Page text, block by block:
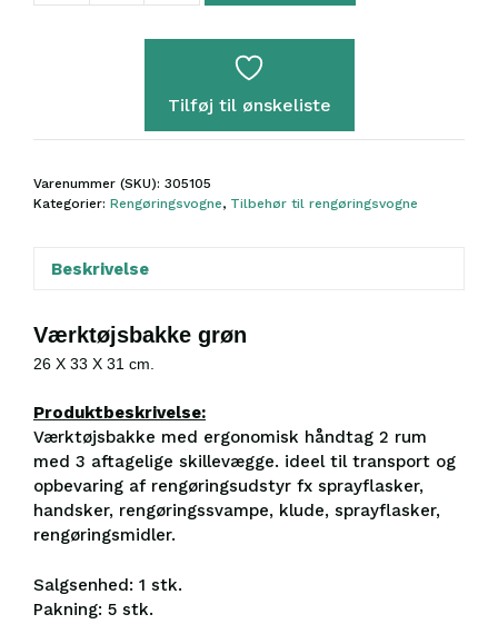
antal
Tilføj til ønskeliste
Varenummer (SKU): 305105
Kategorier: Rengøringsvogne, Tilbehør til rengøringsvogne
Beskrivelse
Værktøjsbakke grøn
26 X 33 X 31 cm.
Produktbeskrivelse:
Værktøjsbakke med ergonomisk håndtag 2 rum
med 3 aftagelige skillevægge. ideel til transport og
opbevaring af rengøringsudstyr fx sprayflasker,
handsker, rengøringssvampe, klude, sprayflasker,
rengøringsmidler.
Salgsenhed: 1 stk.
Pakning: 5 stk.